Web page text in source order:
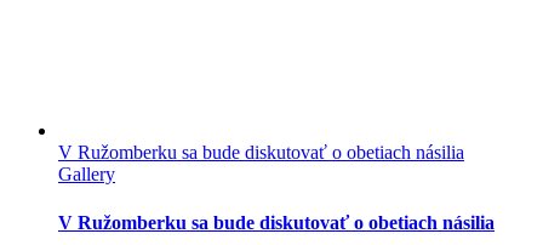
V Ružomberku sa bude diskutovať o obetiach násilia
Gallery
V Ružomberku sa bude diskutovať o obetiach násilia